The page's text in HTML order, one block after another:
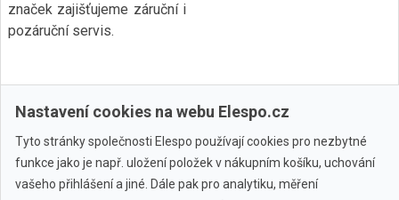
značek zajišťujeme záruční i
pozáruční servis.
Všechny značky
Nastavení cookies na webu Elespo.cz
Tyto stránky společnosti Elespo používají cookies pro nezbytné
funkce jako je např. uložení položek v nákupním košíku, uchování
vašeho přihlášení a jiné. Dále pak pro analytiku, měření